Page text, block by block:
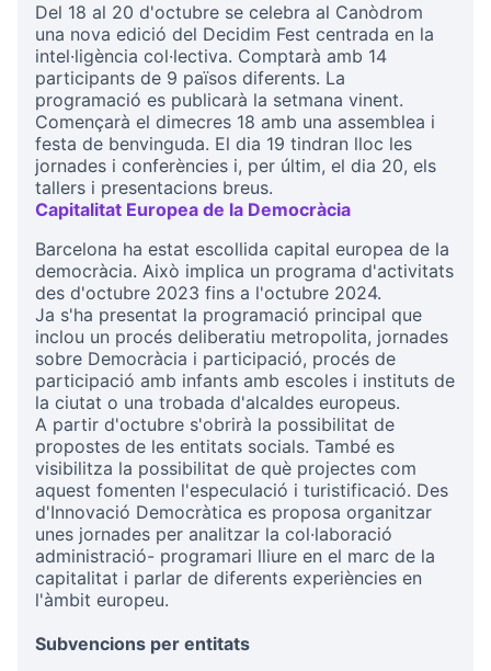
Del 18 al 20 d'octubre se celebra al Canòdrom
una nova edició del Decidim Fest centrada en la
intel·ligència col·lectiva. Comptarà amb 14
participants de 9 països diferents. La
programació es publicarà la setmana vinent.
Començarà el dimecres 18 amb una assemblea i
festa de benvinguda. El dia 19 tindran lloc les
jornades i conferències i, per últim, el dia 20, els
tallers i presentacions breus.
Capitalitat Europea de la Democràcia
Barcelona ha estat escollida capital europea de la
democràcia. Això implica un programa d'activitats
des d'octubre 2023 fins a l'octubre 2024.
Ja s'ha presentat la programació principal que
inclou un procés deliberatiu metropolita, jornades
sobre Democràcia i participació, procés de
participació amb infants amb escoles i instituts de
la ciutat o una trobada d'alcaldes europeus.
A partir d'octubre s'obrirà la possibilitat de
propostes de les entitats socials. També es
visibilitza la possibilitat de què projectes com
aquest fomenten l'especulació i turistificació. Des
d'Innovació Democràtica es proposa organitzar
unes jornades per analitzar la col·laboració
administració- programari lliure en el marc de la
capitalitat i parlar de diferents experiències en
l'àmbit europeu.
Subvencions per entitats